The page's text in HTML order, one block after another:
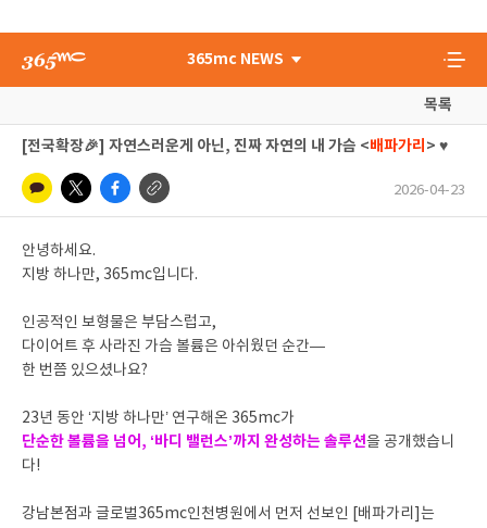
365mc NEWS
목록
[전국확장🎉] 자연스러운게 아닌, 진짜 자연의 내 가슴 <배파가리 > ♥
2026-04-23
안녕하세요.
지방 하나만, 365mc입니다.
인공적인 보형물은 부담스럽고,
다이어트 후 사라진 가슴 볼륨은 아쉬웠던 순간—
한 번쯤 있으셨나요?
23년 동안 ‘지방 하나만’ 연구해온 365mc가
단순한 볼륨을 넘어, ‘바디 밸런스’까지 완성하는 솔루션을 공개했습니
다!
강남본점과 글로벌365mc인천병원에서 먼저 선보인 [배파가리]는